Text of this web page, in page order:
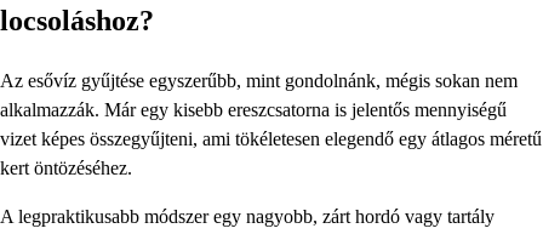
locsoláshoz?
Az esővíz gyűjtése egyszerűbb, mint gondolnánk, mégis sokan nem
alkalmazzák. Már egy kisebb ereszcsatorna is jelentős mennyiségű
vizet képes összegyűjteni, ami tökéletesen elegendő egy átlagos méretű
kert öntözéséhez.
A legpraktikusabb módszer egy nagyobb, zárt hordó vagy tartály